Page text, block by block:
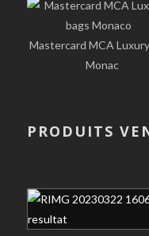
Mastercard MCA
Monac
PRODUITS